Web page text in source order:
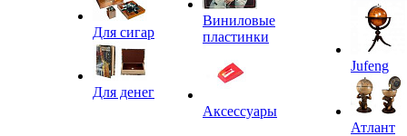
Для сигар
Для денег
Виниловые
пластинки
Аксессуары
Jufeng
Атлант